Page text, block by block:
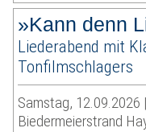
»Kann denn
Liederabend mit
Tonfilmschlagers
Samstag, 12.09.2026
Biedermeierstrand